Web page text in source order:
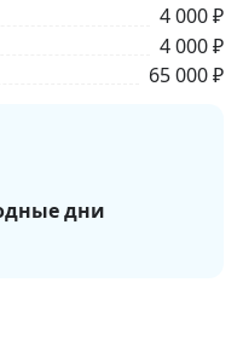
4 000 ₽
4 000 ₽
65 000 ₽
дни